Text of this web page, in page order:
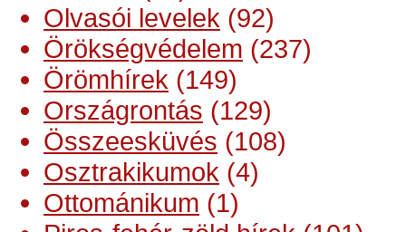
Olvasói levelek (92)
Örökségvédelem (237)
Örömhírek (149)
Országrontás (129)
Összeesküvés (108)
Osztrakikumok (4)
Ottománikum (1)